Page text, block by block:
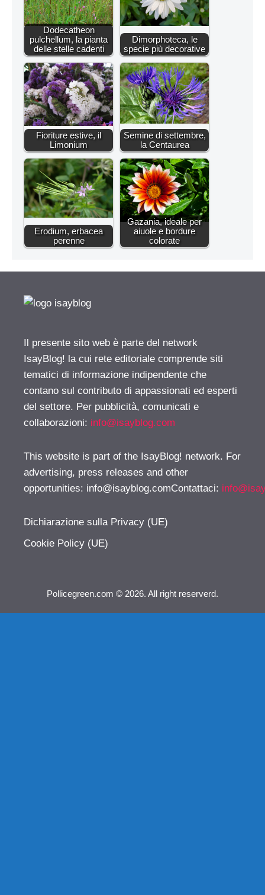
Dodecatheon
pulchellum, la pianta
delle stelle cadenti
Dimorphoteca, le
specie più decorative
Fioriture estive, il
Limonium
Semine di settembre,
la Centaurea
Erodium, erbacea
perenne
Gazania, ideale per
aiuole e bordure
colorate
Il presente sito web è parte del network
IsayBlog! la cui rete editoriale comprende siti
tematici di informazione indipendente che
contano sul contributo di appassionati ed esperti
del settore. Per pubblicità, comunicati e
collaborazioni: info@isayblog.com
This website is part of the IsayBlog! network. For
advertising, press releases and other
opportunities: info@isayblog.comContattaci:
Dichiarazione sulla Privacy (UE)
Cookie Policy (UE)
Pollicegreen.com © 2026. All right reserverd.